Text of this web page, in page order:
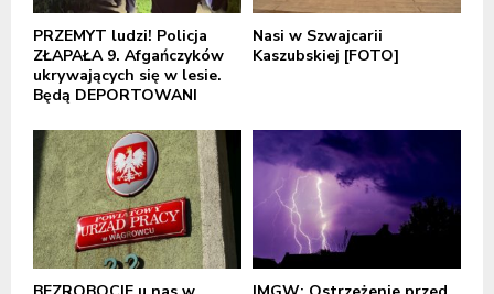
PRZEMYT ludzi! Policja
ZŁAPAŁA 9. Afgańczyków
ukrywających się w lesie.
Będą DEPORTOWANI
Nasi w Szwajcarii
Kaszubskiej [FOTO]